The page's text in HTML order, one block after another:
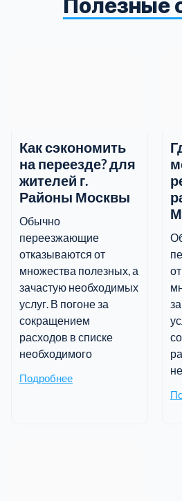
информацию.Полезные
Как сэкономить
на переезде? для
жителей г.
Районы Москвы
Обычно
переезжающие
отказываются от
множества полезных, а
зачастую необходимых
услуг. В погоне за
сокращением
расходов в списке
необходимого
Подробнее